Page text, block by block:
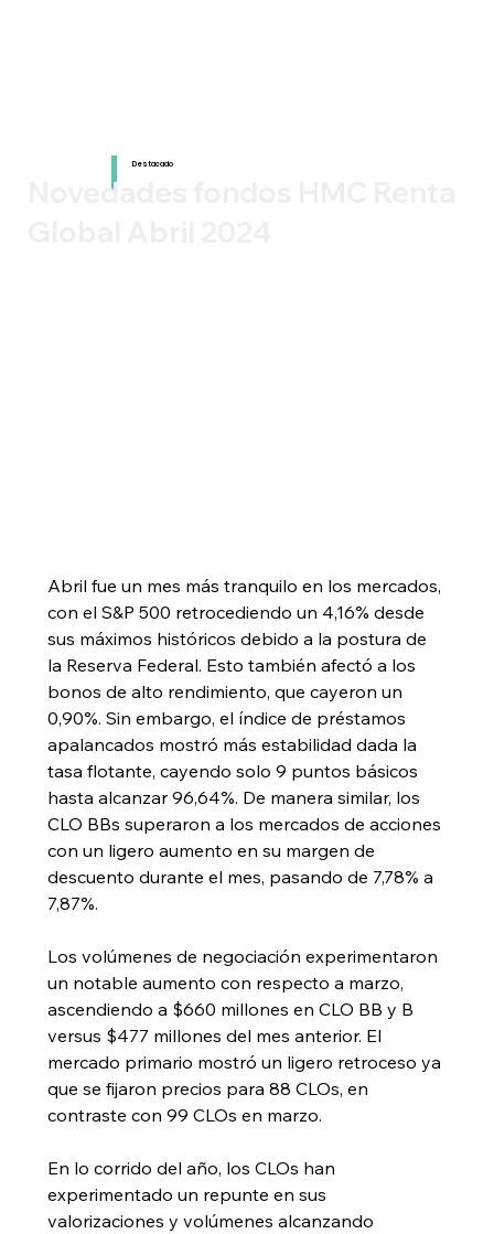
Destacado
Novedades fondos HMC Renta
Abril fue un mes más tranquilo en los mercados,
con el S&P 500 retrocediendo un 4,16% desde
sus máximos históricos debido a la postura de
la Reserva Federal. Esto también afectó a los
bonos de alto rendimiento, que cayeron un
0,90%. Sin embargo, el índice de préstamos
apalancados mostró más estabilidad dada la
tasa flotante, cayendo solo 9 puntos básicos
hasta alcanzar 96,64%. De manera similar, los
CLO BBs superaron a los mercados de acciones
con un ligero aumento en su margen de
descuento durante el mes, pasando de 7,78% a
7,87%.
Los volúmenes de negociación experimentaron
un notable aumento con respecto a marzo,
ascendiendo a $660 millones en CLO BB y B
versus $477 millones del mes anterior. El
mercado primario mostró un ligero retroceso ya
que se fijaron precios para 88 CLOs, en
contraste con 99 CLOs en marzo.
En lo corrido del año, los CLOs han
experimentado un repunte en sus
valorizaciones y volúmenes alcanzando